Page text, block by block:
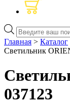
Поиск
товаров
Главная > Каталог
Светильник
037123